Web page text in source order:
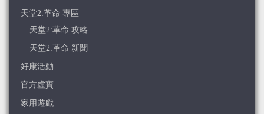
天堂2:革命 專區
天堂2:革命 攻略
天堂2:革命 新聞
好康活動
官方虛寶
家用遊戲